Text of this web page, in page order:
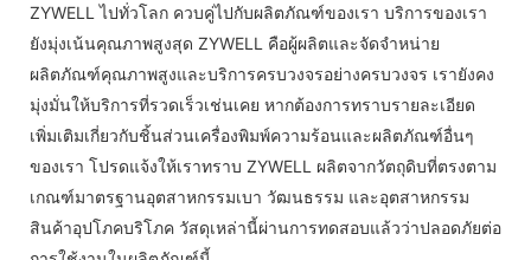
ZYWELL ไปทั่วโลก ควบคู่ไปกับผลิตภัณฑ์ของเรา บริการของเรา
ยังมุ่งเน้นคุณภาพสูงสุด ZYWELL คือผู้ผลิตและจัดจำหน่าย
ผลิตภัณฑ์คุณภาพสูงและบริการครบวงจรอย่างครบวงจร เรายังคง
มุ่งมั่นให้บริการที่รวดเร็วเช่นเคย หากต้องการทราบรายละเอียด
เพิ่มเติมเกี่ยวกับชิ้นส่วนเครื่องพิมพ์ความร้อนและผลิตภัณฑ์อื่นๆ
ของเรา โปรดแจ้งให้เราทราบ ZYWELL ผลิตจากวัตถุดิบที่ตรงตาม
เกณฑ์มาตรฐานอุตสาหกรรมเบา วัฒนธรรม และอุตสาหกรรม
สินค้าอุปโภคบริโภค วัสดุเหล่านี้ผ่านการทดสอบแล้วว่าปลอดภัยต่อ